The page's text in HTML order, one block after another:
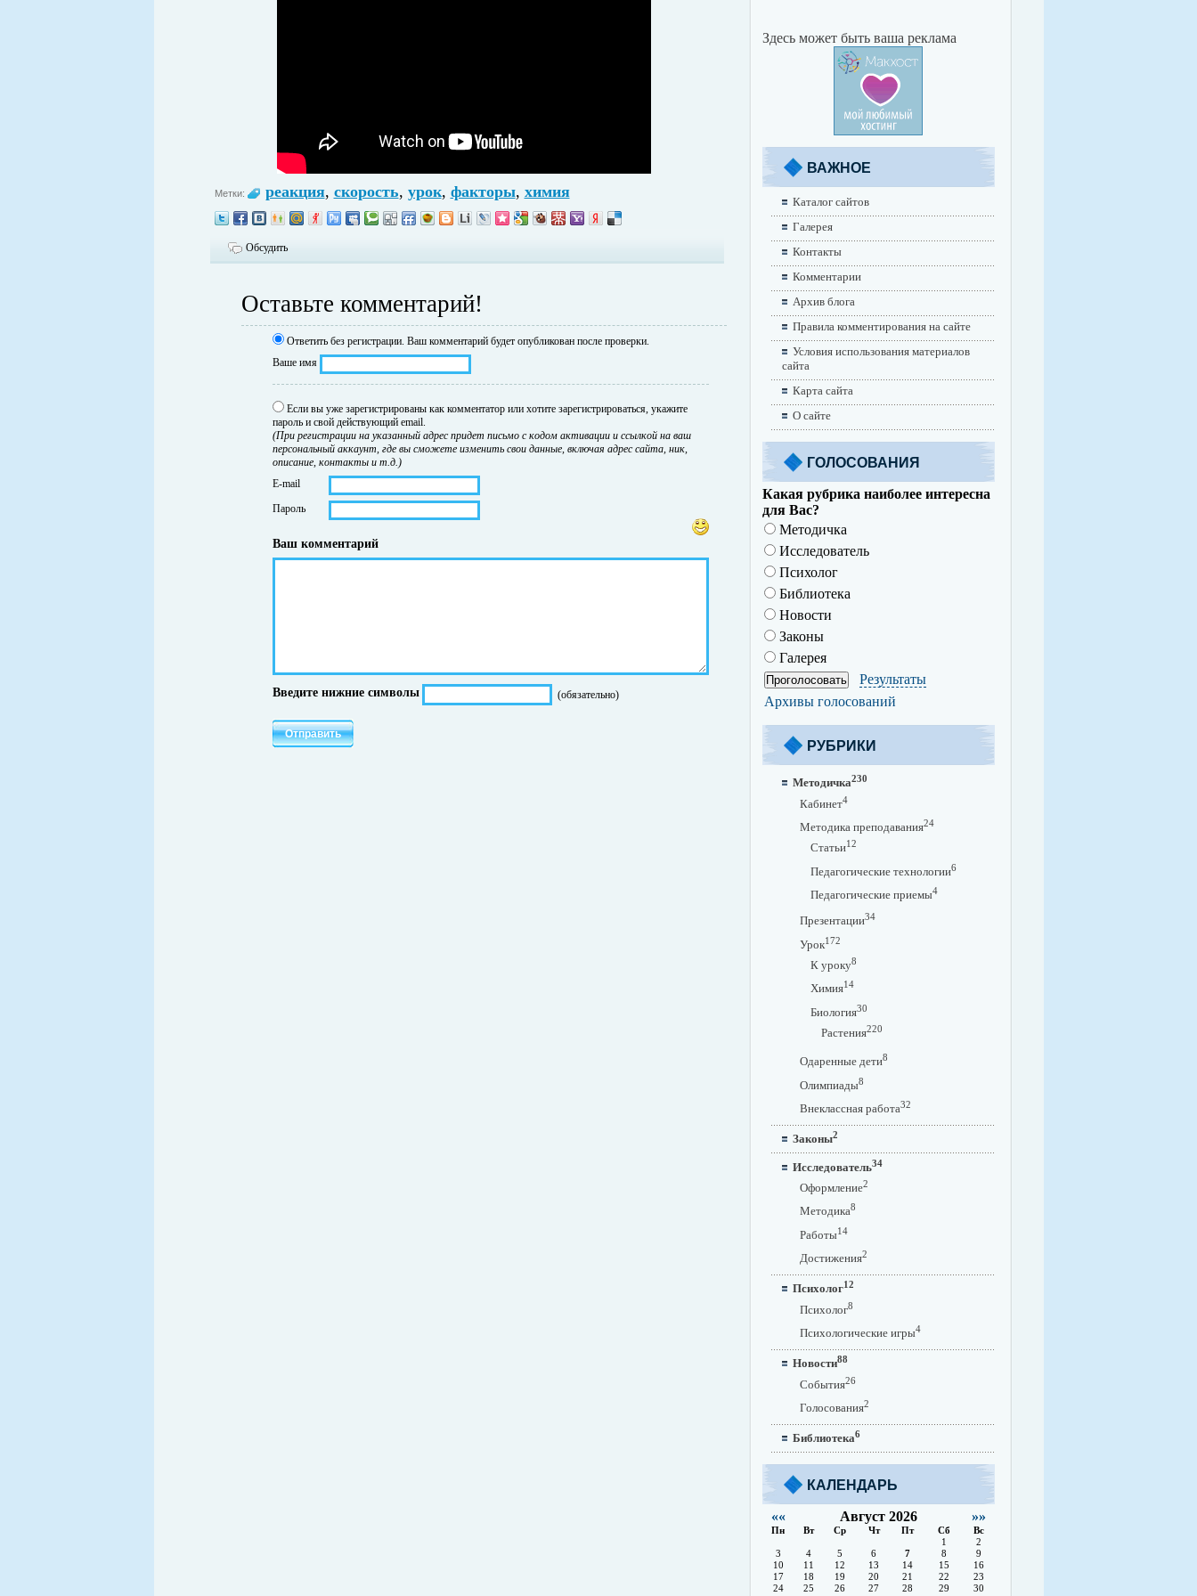
Метки: реакция, скорость, урок, факторы, химия
Обсудить
Оставьте комментарий!
Ответить без регистрации. Ваш комментарий будет опубликован после проверки.
Ваше имя
Если вы уже зарегистрированы как комментатор или хотите зарегистрироваться, укажите
пароль и свой действующий email.
(При регистрации на указанный адрес придет письмо с кодом активации и ссылкой на ваш
персональный аккаунт, где вы сможете изменить свои данные, включая адрес сайта, ник,
описание, контакты и т.д.)
E-mail
Пароль
Ваш комментарий
Введите нижние символы (обязательно)
Здесь может быть ваша реклама
ВАЖНОЕ
Каталог сайтов
Галерея
Контакты
Комментарии
Архив блога
Правила комментирования на сайте
Условия использования материалов
сайта
Карта сайта
О сайте
ГОЛОСОВАНИЯ
Какая рубрика наиболее интересна
для Вас?
Методичка
Исследователь
Психолог
Библиотека
Новости
Законы
Галерея
Результаты
Архивы голосований
РУБРИКИ
Методичка230
Кабинет4
Методика преподавания24
Статьи12
Педагогические технологии6
Педагогические приемы4
Презентации34
Урок172
К уроку8
Химия14
Биология30
Растения220
Одаренные дети8
Олимпиады8
Внеклассная работа32
Законы2
Исследователь34
Оформление2
Методика8
Работы14
Достижения2
Психолог12
Психолог8
Психологические игры4
Новости88
События26
Голосования2
Библиотека6
КАЛЕНДАРЬ
«« Август 2026 »»
Пн Вт Ср Чт Пт Сб
Вс
1
2
3
4 5 6 7 8
9
10
11 12 13 14 15
16
17
18 19 20 21 22
23
24
25 26 27 28 29
30